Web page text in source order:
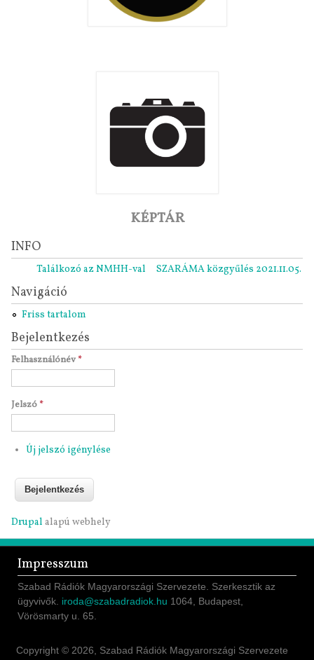
KÉPTÁR
INFO
Találkozó az NMHH-val SZARÁMA közgyűlés 2021.11.05.
Navigáció
Friss tartalom
Bejelentkezés
Felhasználónév *
Jelszó *
Új jelszó igénylése
Drupal alapú webhely
Impresszum
Szabad Rádiók Magyarországi Szervezete. Szerkesztik az
ügyvivők. iroda@szabadradiok.hu 1064, Budapest,
Vörösmarty u. 65.
Copyright © 2026, Szabad Rádiók Magyarországi Szervezete